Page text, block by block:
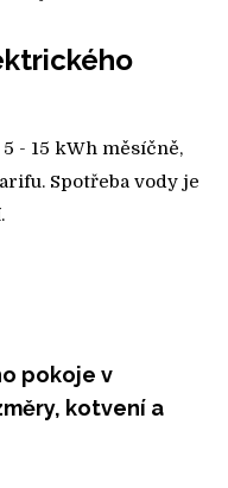
- 15 kWh měsíčně,
Spotřeba vody je
pokoje v
kotvení a